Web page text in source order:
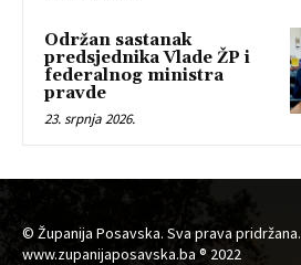
Održan sastanak
predsjednika Vlade ŽP i
federalnog ministra
pravde
23. srpnja 2026.
© Županija Posavska. Sva prava pridržana.
www.zupanijaposavska.ba ® 2022